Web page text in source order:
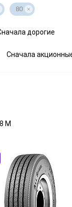
80
дорогие
Сначала
M